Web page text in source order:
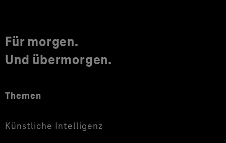
Für morgen.
Und übermorgen.
Themen
Künstliche Intelligenz